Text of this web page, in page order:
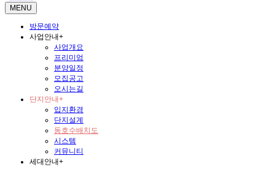
MENU
방문예약
사업안내+
사업개요
프리미엄
분양일정
모집공고
오시는길
단지안내+
입지환경
단지설계
동호수배치도
시스템
커뮤니티
세대안내+